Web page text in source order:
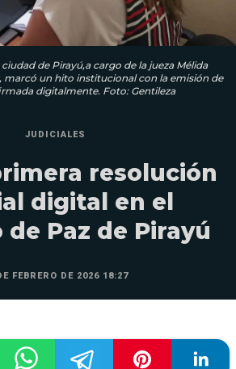
de Pirayú,a cargo de la jueza Mélida
marcó un hito institucional con la emisión de
digitalmente. Foto: Gentileza
JUDICIALES
resolución
digital en el
Paz de Pirayú
FEBRERO DE 2026 18:27